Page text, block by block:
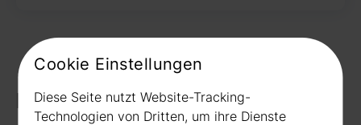
Kontakt
Cookie Einstellungen
Diese Seite nutzt Website-Tracking-
Technologien von Dritten, um ihre Dienste